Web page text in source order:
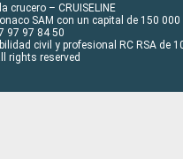
crucero – CRUISELINE
SAM con un capital de 150 000
97 97 84 50
civil y profesional RC RSA de
rights reserved